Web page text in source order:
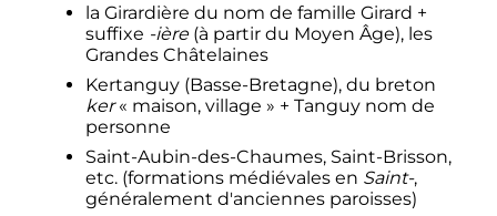
la Girardière du nom de famille Girard +
suffixe -ière(à partir du Moyen Âge), les
Grandes Châtelaines
Kertanguy (Basse-Bretagne), du breton
ker« maison, village » + Tanguy nom de
personne
Saint-Aubin-des-Chaumes, Saint-Brisson,
etc.(formations médiévales en Saint-,
généralement d'anciennes paroisses)